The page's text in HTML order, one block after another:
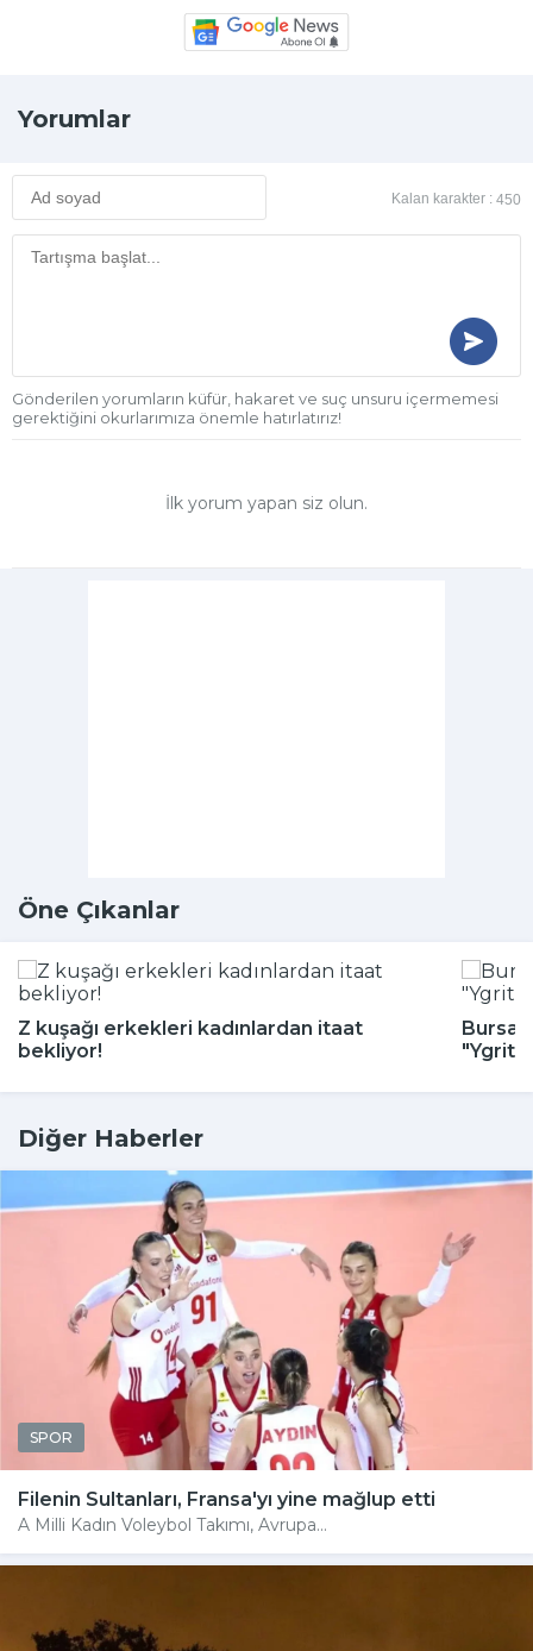
Yorumlar
Kalan karakter : 450
Gönderilen yorumların küfür, hakaret ve suç unsuru içermemesi
gerektiğini okurlarımıza önemle hatırlatırız!
İlk yorum yapan siz olun.
Öne Çıkanlar
Z kuşağı erkekleri kadınlardan itaat
bekliyor!
Bursa
Diğer Haberler
SPOR
Filenin Sultanları, Fransa'yı yine mağlup etti
A Milli Kadın Voleybol Takımı, Avrupa...